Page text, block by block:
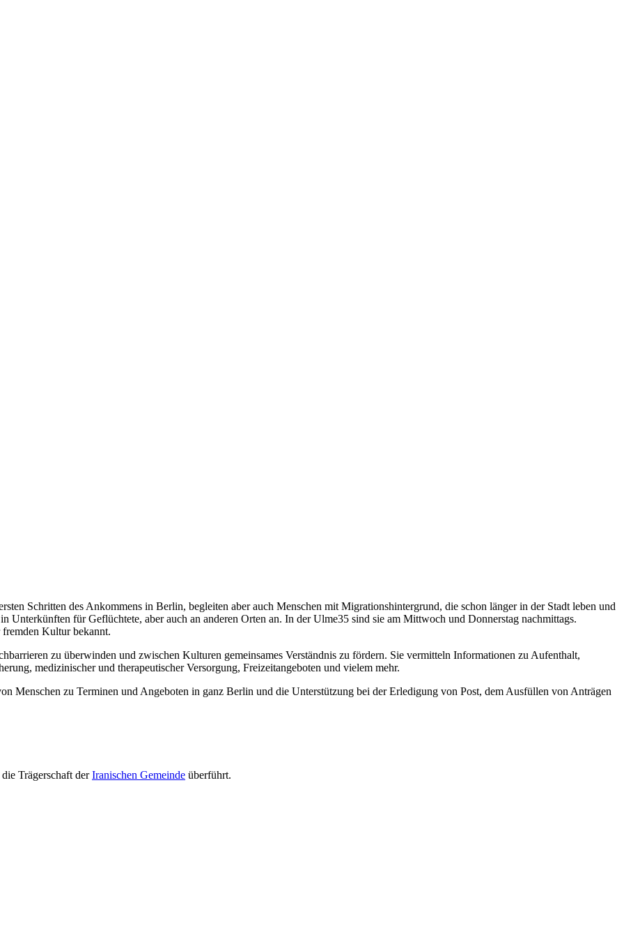
Schritten des Ankommens in Berlin, begleiten aber auch Menschen mit Migrationshintergrund, die schon länger in der Stadt leben und
Unterkünften für Geflüchtete, aber auch an anderen Orten an. In der Ulme35 sind sie am Mittwoch und Donnerstag nachmittags.
Kultur bekannt.
zu überwinden und zwischen Kulturen gemeinsames Verständnis zu fördern. Sie vermitteln Informationen zu Aufenthalt,
medizinischer und therapeutischer Versorgung, Freizeitangeboten und vielem mehr.
Menschen zu Terminen und Angeboten in ganz Berlin und die Unterstützung bei der Erledigung von Post, dem Ausfüllen von Anträgen
Trägerschaft derIranischen Gemeinde überführt.